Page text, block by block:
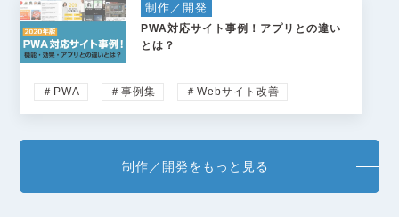
制作／開発
PWA対応サイト事例！アプリとの違い
とは？
＃PWA ＃事例集 ＃Webサイト改善
制作／開発をもっと見る